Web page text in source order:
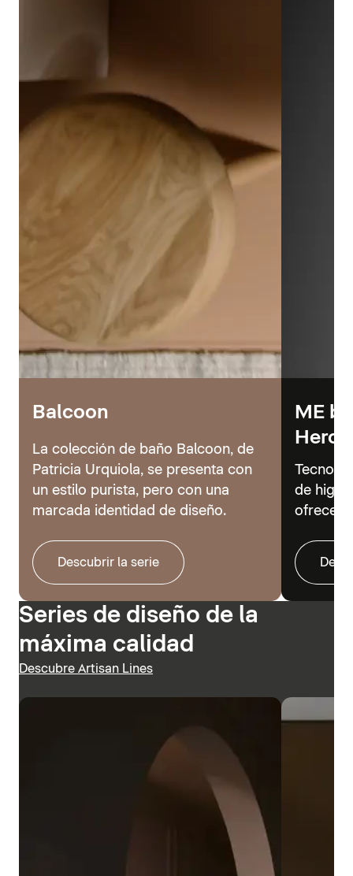
Balcoon
La colección de baño Balcoon, de
Patricia Urquiola, se presenta con
un estilo purista, pero con una
marcada identidad de diseño.
Descubrir la serie
ME
Hero
de
ofrecer
Series de diseño de la
máxima calidad
Descubre Artisan Lines